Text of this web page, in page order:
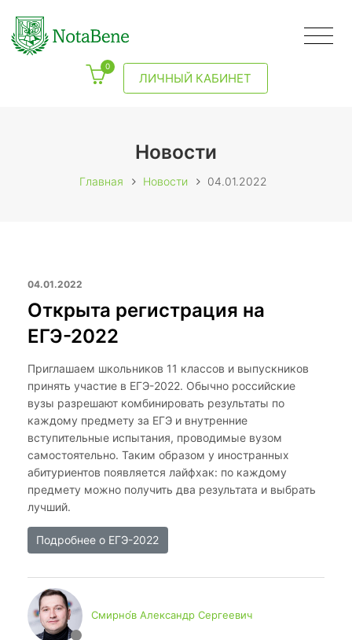
0
ЛИЧНЫЙ КАБИНЕТ
Новости
Главная Новости 04.01.2022
04.01.2022
Открыта регистрация на
ЕГЭ-2022
Приглашаем школьников 11 классов и выпускников
принять участие в ЕГЭ-2022. Обычно российские
вузы разрешают комбинировать результаты по
каждому предмету за ЕГЭ и внутренние
вступительные испытания, проводимые вузом
самостоятельно. Таким образом у иностранных
абитуриентов появляется лайфхак: по каждому
предмету можно получить два результата и выбрать
лучший.
Подробнее о ЕГЭ-2022
Смирно́в Александр Сергеевич